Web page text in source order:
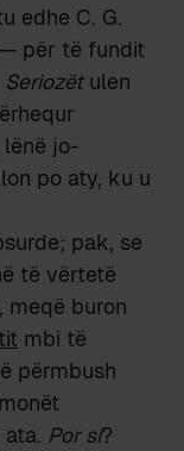
edhe C. G.
për të fundit
Seriozëtulen
jo-
po aty, ku u
pak, se
të vërtetë
meqë buron
mbi të
përmbush
Por si?